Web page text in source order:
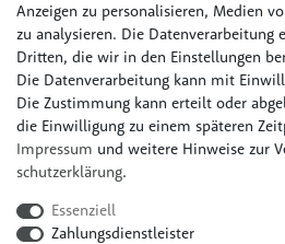
Anzeigen zu personalisieren, Medien
zu analysieren. Die
Dritten, die wir in den Einstellungen
Die Datenverarbeitung kann mit
Die Zustimmung kann erteilt oder
die Einwilligung zu einem späteren
Impressum und weitere Hinweise zur
schutz­erklärung.
Essenziell
Zahlungsdienstleister